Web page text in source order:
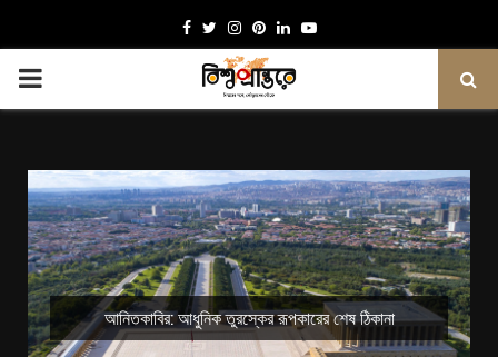
Facebook
TwitterInstagram
Pinterest
LinkedinYoutube
PRIMARY